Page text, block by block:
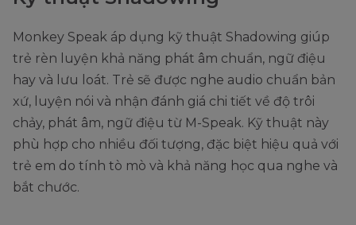
Monkey Speak áp dụng kỹ thuật Shadowing giúp
trẻ rèn luyện khả năng phát âm chuẩn, ngữ điệu
hay và lưu loát. Trẻ sẽ được nghe audio chuẩn bản
xứ, luyện nói và nhận đánh giá chi tiết về độ trôi
chảy, phát âm, ngữ điệu từ M-Speak. Kỹ thuật này
phù hợp cho nhiều đối tượng, đặc biệt hiệu quả với
trẻ em do tính tò mò và khả năng học qua nghe và
bắt chước.